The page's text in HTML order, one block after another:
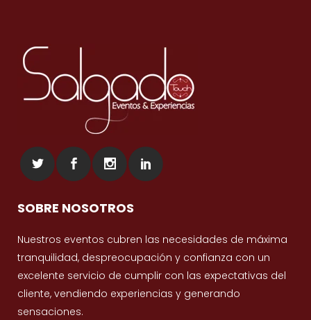
SOBRE NOSOTROS
Nuestros eventos cubren las necesidades de máxima
tranquilidad, despreocupación y confianza con un
excelente servicio de cumplir con las expectativas del
cliente, vendiendo experiencias y generando
sensaciones.